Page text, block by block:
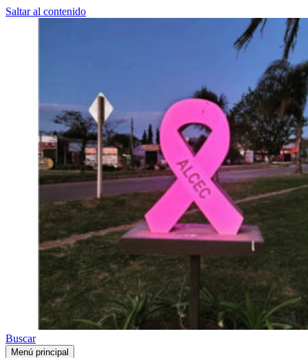
Saltar al contenido
Buscar
Menú principal